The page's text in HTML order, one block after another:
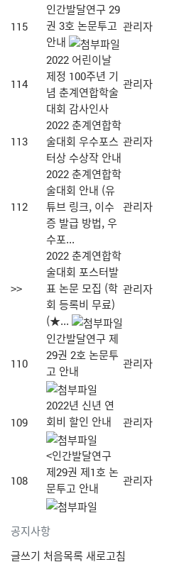
공지사항
115
인간발달연구 29
권 3호 논문투고
안내
관리자
114
2022 어린이날
제정 100주년 기
념 춘계연합학술
대회 감사인사
관리자
113
2022 춘계연합학
술대회 우수포스
터상 수상작 안내
관리자
112
2022 춘계연합학
술대회 안내 (유
튜브 링크, 이수
증 발급 방법, 우
수포...
관리자
>>
2022 춘계연합학
술대회 포스터발
표 논문 모집 (학
회 등록비 무료)
(★...
관리자
110
인간발달연구 제
29권 2호 논문투
고 안내
관리자
109
2022년 신년 연
회비 할인 안내
관리자
108
<인간발달연구
제29권 제1호 논
문투고 안내
관리자
글쓰기 처음목록새로고침